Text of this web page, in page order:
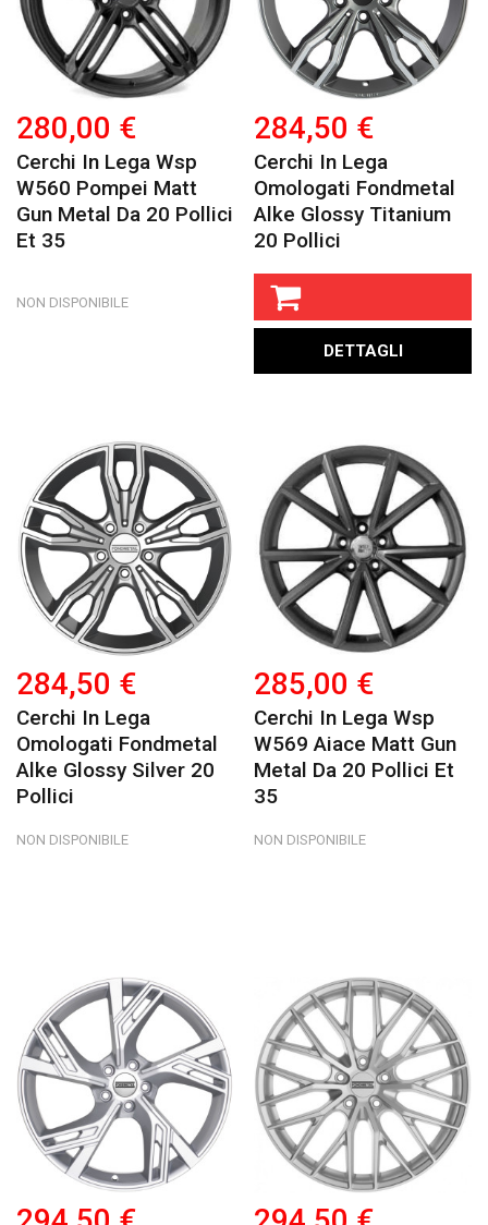
280,00 €
Cerchi In Lega Wsp
W560 Pompei Matt
Gun Metal Da 20 Pollici
Et 35
NON DISPONIBILE
284,50 €
Cerchi In Lega
Omologati Fondmetal
Alke Glossy Titanium
20 Pollici
DETTAGLI
284,50 €
Cerchi In Lega
Omologati Fondmetal
Alke Glossy Silver 20
Pollici
NON DISPONIBILE
285,00 €
Cerchi In Lega Wsp
W569 Aiace Matt Gun
Metal Da 20 Pollici Et
35
NON DISPONIBILE